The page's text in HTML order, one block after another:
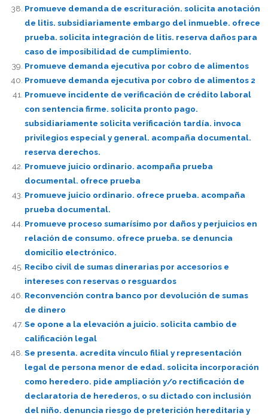
Promueve demanda de escrituración. solicita anotación
de litis. subsidiariamente embargo del inmueble. ofrece
prueba. solicita integración de litis. reserva daños para
caso de imposibilidad de cumplimiento.
Promueve demanda ejecutiva por cobro de alimentos
Promueve demanda ejecutiva por cobro de alimentos 2
Promueve incidente de verificación de crédito laboral
con sentencia firme. solicita pronto pago.
subsidiariamente solicita verificación tardía. invoca
privilegios especial y general. acompaña documental.
reserva derechos.
Promueve juicio ordinario. acompaña prueba
documental. ofrece prueba
Promueve juicio ordinario. ofrece prueba. acompaña
prueba documental.
Promueve proceso sumarísimo por daños y perjuicios en
relación de consumo. ofrece prueba. se denuncia
domicilio electrónico.
Recibo civil de sumas dinerarias por accesorios e
intereses con reservas o resguardos
Reconvención contra banco por devolución de sumas
de dinero
Se opone a la elevación a juicio. solicita cambio de
calificación legal
Se presenta. acredita vínculo filial y representación
legal de persona menor de edad. solicita incorporación
como heredero. pide ampliación y/o rectificación de
declaratoria de herederos, o su dictado con inclusión
del niño. denuncia riesgo de preterición hereditaria y